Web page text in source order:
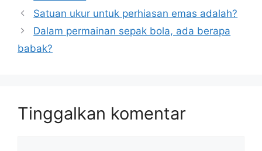
Satuan ukur untuk perhiasan emas adalah?
Dalam permainan sepak bola, ada berapa
babak?
Tinggalkan komentar